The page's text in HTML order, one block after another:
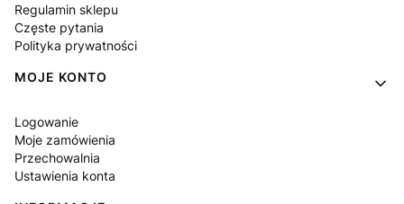
Regulamin sklepu
Częste pytania
Polityka prywatności
MOJE KONTO
Logowanie
Moje zamówienia
Przechowalnia
Ustawienia konta